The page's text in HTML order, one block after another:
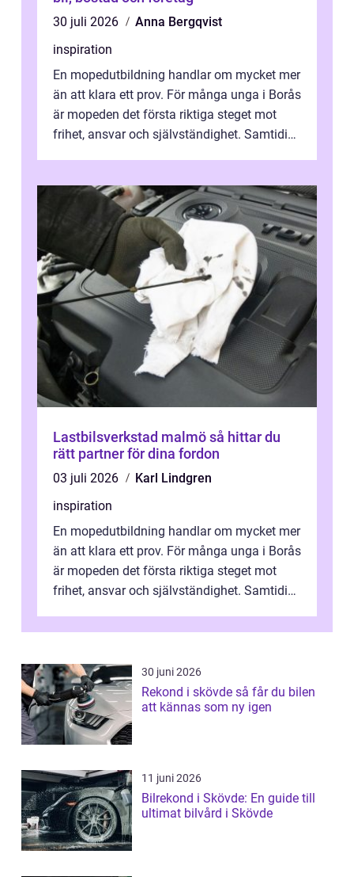
30 juli 2026
Anna Bergqvist
inspiration
En mopedutbildning handlar om mycket mer
än att klara ett prov. För många unga i Borås
är mopeden det första riktiga steget mot
frihet, ansvar och självständighet. Samtidigt
Lastbilsverkstad malmö så hittar du
rätt partner för dina fordon
03 juli 2026
Karl Lindgren
inspiration
En mopedutbildning handlar om mycket mer
än att klara ett prov. För många unga i Borås
är mopeden det första riktiga steget mot
frihet, ansvar och självständighet. Samtidigt
30 juni 2026
Rekond i skövde så får du bilen
att kännas som ny igen
11 juni 2026
Bilrekond i Skövde: En guide till
ultimat bilvård i Skövde